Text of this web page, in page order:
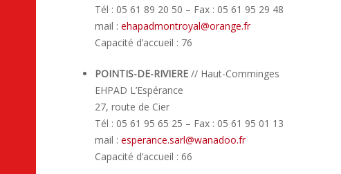
Tél : 05 61 89 20 50 – Fax : 05 61 95 29 48
mail : ehapadmontroyal@orange.fr
Capacité d’accueil : 76
POINTIS-DE-RIVIERE // Haut-Comminges
EHPAD L’Espérance
27, route de Cier
Tél : 05 61 95 65 25 – Fax : 05 61 95 01 13
mail : esperance.sarl@wanadoo.fr
Capacité d’accueil : 66